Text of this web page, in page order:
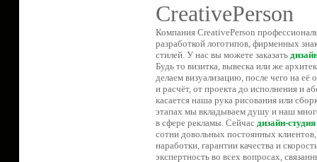
CreativePerson
Компания CreativePerson
разработкой логотипов, фирменных
стилей. У нас вы можете заказать
Будь то визитка, вывеска или же
делаем визуализацию, после чего на её
и расчёт, от проекта до исполнения и
касается наша рука рисования или
этапах мы вкладываем душу и наш
в сфере рекламы. Сейчас дизайн-студия
сотни довольных постоянных
наработки, гарантии качества и
экспертность во всех вопросах,